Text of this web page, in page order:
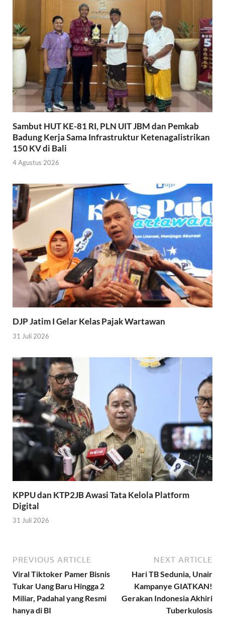
Sambut HUT KE-81 RI, PLN UIT JBM dan Pemkab
Badung Kerja Sama Infrastruktur Ketenagalistrikan
150 KV di Bali
4 Agustus 2026
DJP Jatim I Gelar Kelas Pajak Wartawan
31 Juli 2026
KPPU dan KTP2JB Awasi Tata Kelola Platform
Digital
31 Juli 2026
PREVIOUS ARTICLE
Viral Tiktoker Pamer Bisnis
Tukar Uang Baru Hingga 2
Miliar, Padahal yang Resmi
hanya di BI
NEXT ARTICLE
Hari TB Sedunia, Unair
Kampanye GIATKAN!
Gerakan Indonesia Akhiri
Tuberkulosis